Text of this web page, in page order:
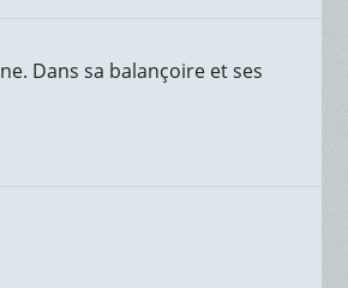
Dans sa balançoire et ses